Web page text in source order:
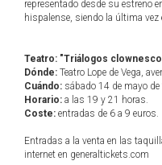
representado desde su estreno
hispalense, siendo la última vez
Teatro: "Triálogos
Dónde: Teatro Lope de Vega,
Cuándo: sábado 14 de mayo
Horario: a las 19 y 21 horas.
Coste: entradas de 6 a 9 euros.
Entradas a la venta en las
internet en generaltickets.com